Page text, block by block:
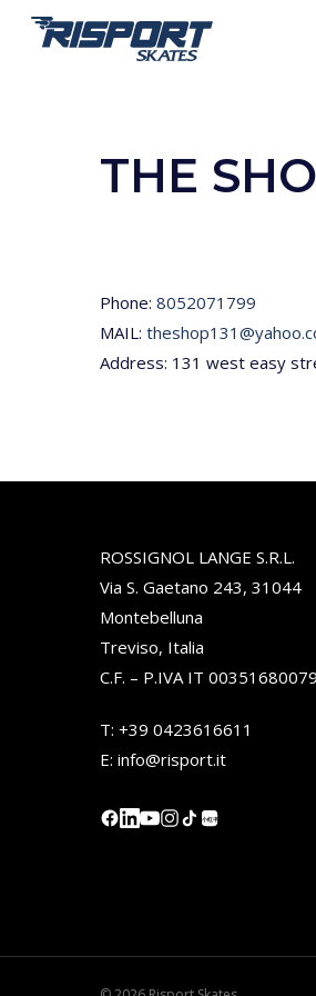
THE
Phone: 8052071799
MAIL:
Address: 131 west easy
ROSSIGNOL LANGE S.R.L.
Via S. Gaetano 243, 31044
Montebelluna
Treviso, Italia
C.F. – P.IVA IT 00351680079
T: +39 0423616611
E: info@risport.it
小红书